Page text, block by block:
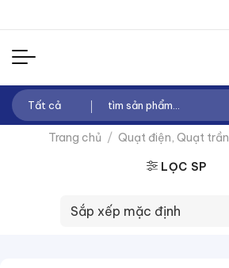
nội
dung
Tìm
kiếm:
Trang chủ / Quạt điện, Quạt trần
LỌC SP